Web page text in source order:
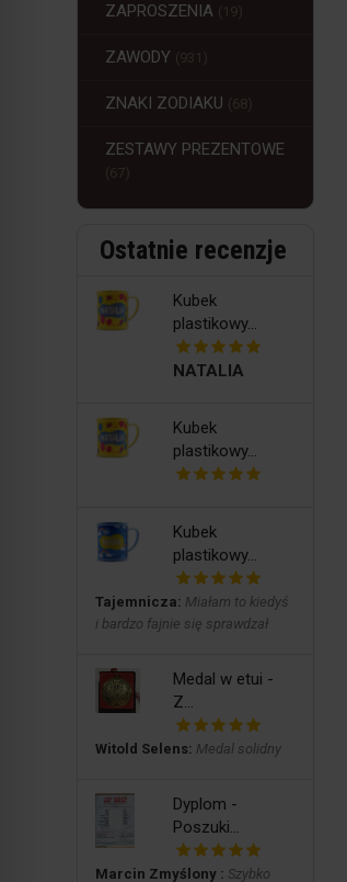
ZAPROSZENIA
ZAWODY
ZNAKI ZODIAKU
ZESTAWY PREZENTOWE
Ostatnie recenzje
Kubek
plastikowy...
NATALIA
Kubek
plastikowy...
Kubek
plastikowy...
Tajemnicza: Miałam to kiedyś
i bardzo fajnie się sprawdzał
Medal w etui -
Z...
Witold Selens: Medal solidny
Dyplom -
Poszuki...
Marcin Zmyślony : Szybko